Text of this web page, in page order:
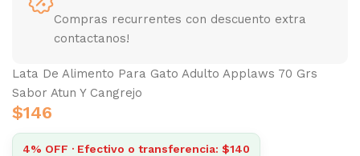
Compras recurrentes con descuento extra
contactanos!
Lata De Alimento Para Gato Adulto Applaws 70 Grs
Sabor Atun Y Cangrejo
$146
4% OFF · Efectivo o transferencia: $140